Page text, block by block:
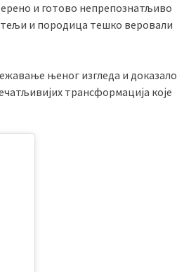
и готово непрепознатљиво
и породица тешко веровали
њеног изгледа и доказало
трансформација које